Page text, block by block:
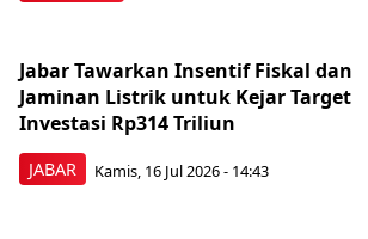
JABAR
Jabar Tawarkan Insentif Fiskal dan
Jaminan Listrik untuk Kejar Target
Investasi Rp314 Triliun
Kamis, 16 Jul 2026 - 14:43